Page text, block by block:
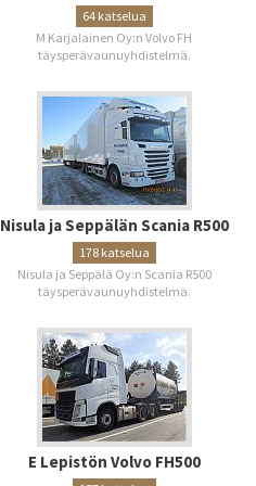
64 katselua
M Karjalainen Oy:n Volvo FH
täysperävaunuyhdistelmä.
Nisula ja Seppälän Scania R500
178 katselua
Nisula ja Seppälä Oy:n Scania R500
täysperävaunuyhdistelmä.
E Lepistön Volvo FH500